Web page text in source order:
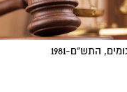
התש"ם-1981